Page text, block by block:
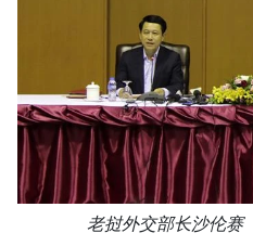
老挝外交部长沙伦赛